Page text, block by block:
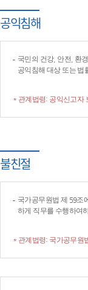
공익침해
국민의 건강, 안전, 환
공익침해 대상 또는 법
* 관계법령: 공익신고자
불친절
국가공무원법 제 59조
하게 직무를 수행하여
* 관계법령: 국가공무원